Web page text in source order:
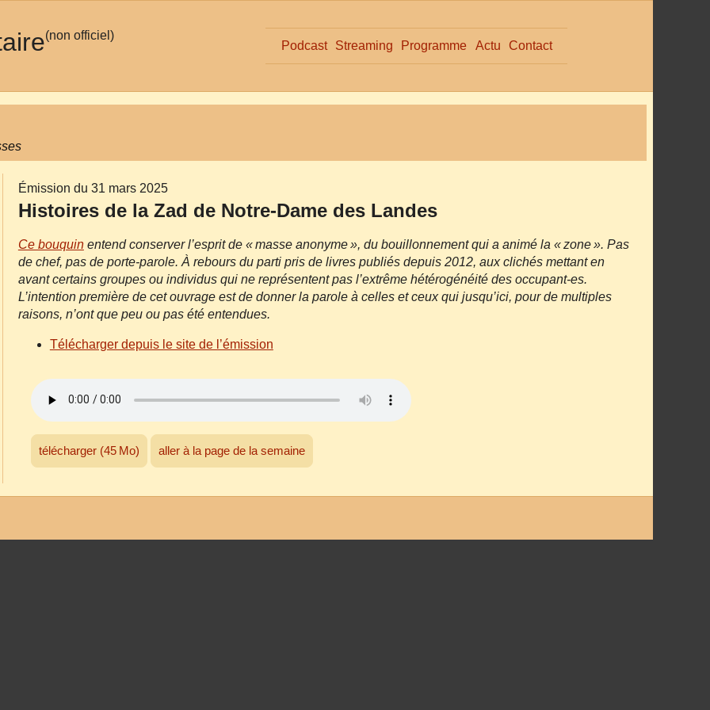
(non officiel)
Podcast Streaming Programme Actu Contact
Émission du 31 mars 2025
Histoires de la Zad de Notre‐Dame des Landes
Ce bouquinentend conserver l’esprit de « masse anonyme », du bouillonnement qui a animé la « zone ». Pas
de chef, pas de porte‐parole. À rebours du parti pris de livres publiés depuis 2012, aux clichés mettant en
avant certains groupes ou individus qui ne représentent pas l’extrême hétérogénéité des occupant‑es.
L’intention première de cet ouvrage est de donner la parole à celles et ceux qui jusqu’ici, pour de multiples
raisons, n’ont que peu ou pas été entendues.
Télécharger depuis le site de l’émission
télécharger (45 Mo) aller à la page de la semaine